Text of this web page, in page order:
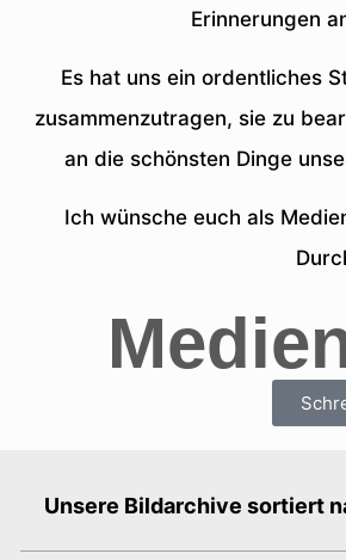
Erinnerungen
Es hat uns ein ordentliches
zusammenzutragen, sie zu
an die schönsten Dinge
Ich wünsche euch als
Unsere Bildarchive sortiert